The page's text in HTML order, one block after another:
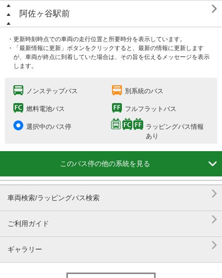
阿佐ヶ谷駅前 
・更新時刻時点での車両の走行位置と所要時分を表示しています。
・「最新情報に更新」ボタンをクリックすると、最新の情報に更新します
が、車両が終点に到着していた場合は、その旨を伝えるメッセージを表示
します。
ノンステップバス 別系統のバス
燃料電池バス フルフラットバス
選択中のバス停
ラッピングバス情報
あり
このバス停の他の系統を見る 
車両検索/ラッピングバス検索 
ご利用ガイド 
ギャラリー 